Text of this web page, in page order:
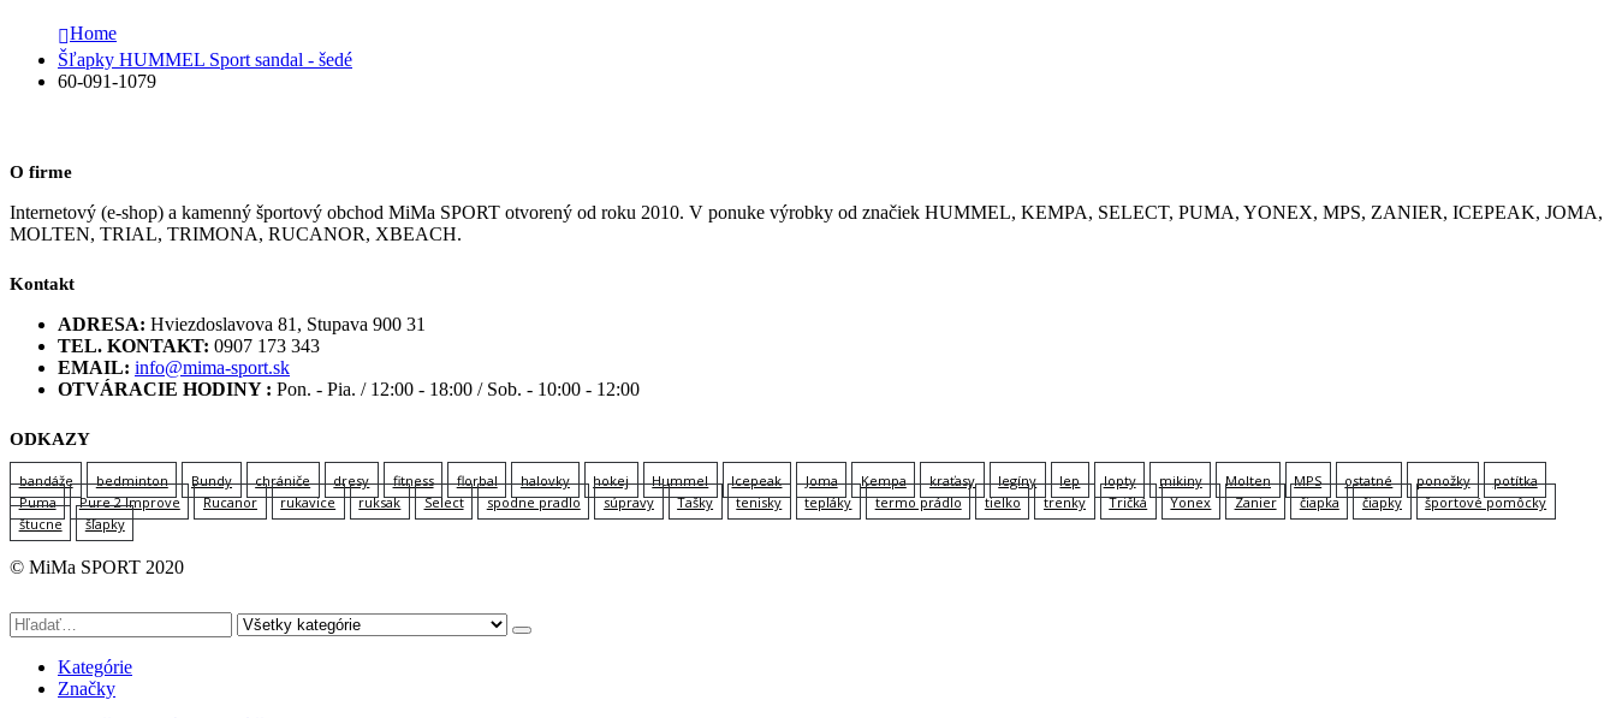
Home
Šľapky HUMMEL Sport sandal - šedé
60-091-1079
O firme
Internetový (e-shop) a kamenný športový obchod MiMa SPORT otvorený od roku 2010. V ponuke výrobky od značiek HUMMEL, KEMPA, SELECT, PUMA, YONEX, MPS, ZANIER, ICEPEAK, JOMA,
MOLTEN, TRIAL, TRIMONA, RUCANOR, XBEACH.
Kontakt
ADRESA: Hviezdoslavova 81, Stupava 900 31
TEL. KONTAKT: 0907 173 343
EMAIL: info@mima-sport.sk
OTVÁRACIE HODINY : Pon. - Pia. / 12:00 - 18:00 / Sob. - 10:00 - 12:00
ODKAZY
bandáže bedminton Bundy chrániče dresy fitness florbal halovky hokej Hummel Icepeak Joma Kempa kraťasy legíny lep lopty mikiny Molten MPS ostatné ponožky
potítka
Puma
Pure 2 Improve Rucanor rukavice ruksak Select spodne pradlo súpravy Tašky tenisky tepláky termo prádlo tielko trenky Tričká Yonex Zanier čiapka čiapky
športové pomôcky
štucne
šľapky
© MiMa SPORT 2020
Kategórie
Značky